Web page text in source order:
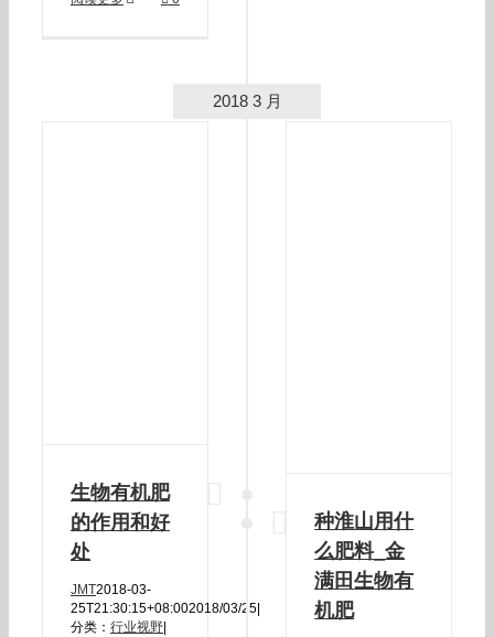
2018 3 月
种淮山用什
么肥料_金
满田生物有
机肥
生物有机肥
的作用和好
处
JMT2018-03-
25T21:30:15+08:002018/03/25
分类： 行业视野